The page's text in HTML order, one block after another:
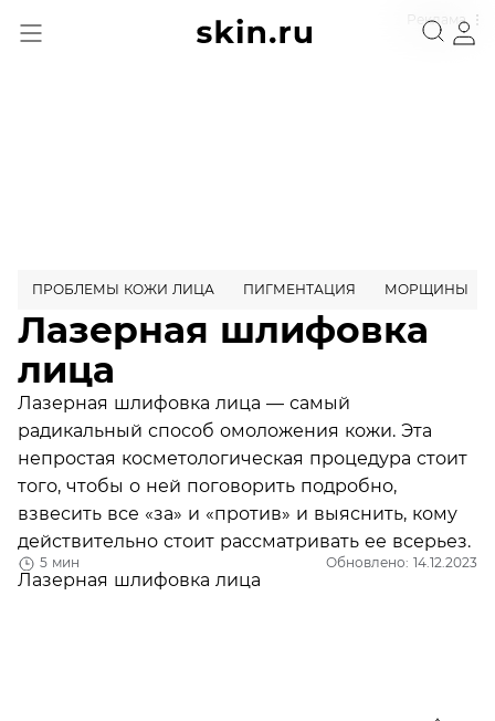
Реклама
5 мин Обновлено: 14.12.2023
ПРОБЛЕМЫ КОЖИ ЛИЦА ПИГМЕНТАЦИЯ МОРЩИНЫ
Лазерная шлифовка
лица
Лазерная шлифовка лица — самый
радикальный способ омоложения кожи. Эта
непростая косметологическая процедура стоит
того, чтобы о ней поговорить подробно,
взвесить все «за» и «против» и выяснить, кому
действительно стоит рассматривать ее всерьез.